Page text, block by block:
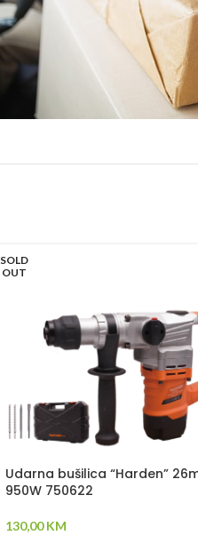
SOLD
OUT
Udarna bušilica “Harden”
950W 750622
130,00KM